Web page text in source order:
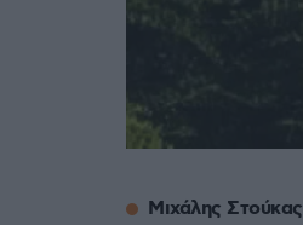
Μιχάλης Στούκας